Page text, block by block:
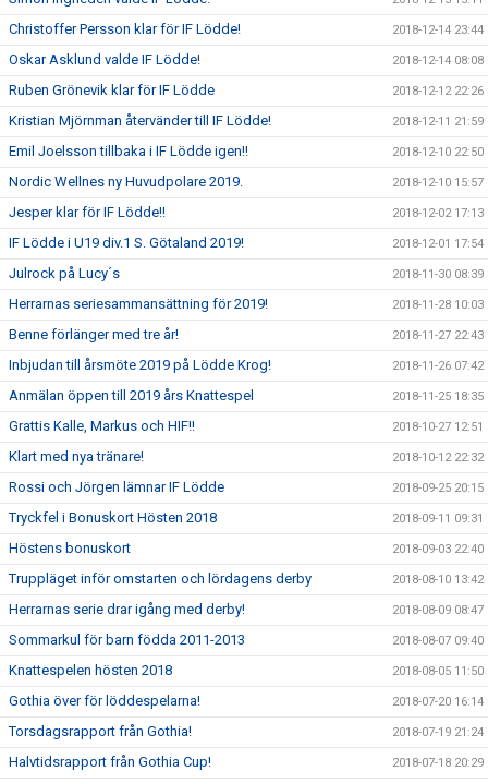
Christoffer Persson klar för IF Lödde! 2018-12-14 23:44
Oskar Asklund valde IF Lödde! 2018-12-14 08:08
Ruben Grönevik klar för IF Lödde 2018-12-12 22:26
Kristian Mjörnman återvänder till IF Lödde! 2018-12-11 21:59
Emil Joelsson tillbaka i IF Lödde igen!! 2018-12-10 22:50
Nordic Wellnes ny Huvudpolare 2019. 2018-12-10 15:57
Jesper klar för IF Lödde!! 2018-12-02 17:13
IF Lödde i U19 div.1 S. Götaland 2019! 2018-12-01 17:54
Julrock på Lucy´s 2018-11-30 08:39
Herrarnas seriesammansättning för 2019! 2018-11-28 10:03
Benne förlänger med tre år! 2018-11-27 22:43
Inbjudan till årsmöte 2019 på Lödde Krog! 2018-11-26 07:42
Anmälan öppen till 2019 års Knattespel 2018-11-25 18:35
Grattis Kalle, Markus och HIF!! 2018-10-27 12:51
Klart med nya tränare! 2018-10-12 22:32
Rossi och Jörgen lämnar IF Lödde 2018-09-25 20:15
Tryckfel i Bonuskort Hösten 2018 2018-09-11 09:31
Höstens bonuskort 2018-09-03 22:40
Truppläget inför omstarten och lördagens derby 2018-08-10 13:42
Herrarnas serie drar igång med derby! 2018-08-09 08:47
Sommarkul för barn födda 2011-2013 2018-08-07 09:40
Knattespelen hösten 2018 2018-08-05 11:50
Gothia över för löddespelarna! 2018-07-20 16:14
Torsdagsrapport från Gothia! 2018-07-19 21:24
Halvtidsrapport från Gothia Cup! 2018-07-18 20:29